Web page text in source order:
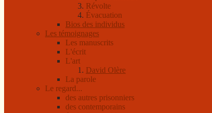
Révolte
Évacuation
Bios des individus
Les témoignages
Les manuscrits
L'écrit
L'art
David Olère
La parole
Le regard...
des autres prisonniers
des contemporains